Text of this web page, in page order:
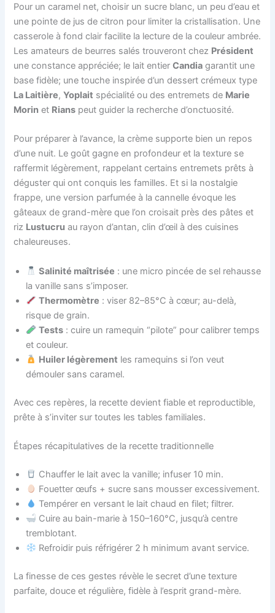
Pour un caramel net, choisir un sucre blanc, un peu d’eau et
une pointe de jus de citron pour limiter la cristallisation. Une
casserole à fond clair facilite la lecture de la couleur ambrée.
Les amateurs de beurres salés trouveront chez Président
une constance appréciée; le lait entierCandia garantit une
base fidèle; une touche inspirée d’un dessert crémeux type
La Laitière,Yoplait spécialité ou des entremets de Marie
Morin et Rians peut guider la recherche d’onctuosité.
Pour préparer à l’avance, la crème supporte bien un repos
d’une nuit. Le goût gagne en profondeur et la texture se
raffermit légèrement, rappelant certains entremets prêts à
déguster qui ont conquis les familles. Et si la nostalgie
frappe, une version parfumée à la cannelle évoque les
gâteaux de grand-mère que l’on croisait près des pâtes et
riz Lustucru au rayon d’antan, clin d’œil à des cuisines
chaleureuses.
Salinité maîtrisée : une micro pincée de sel rehausse
la vanille sans s’imposer.
Thermomètre : viser 82–85°C à cœur; au-delà,
risque de grain.
Tests : cuire un ramequin “pilote” pour calibrer temps
et couleur.
Huiler légèrement les ramequins si l’on veut
démouler sans caramel.
Avec ces repères, la recette devient fiable et reproductible,
prête à s’inviter sur toutes les tables familiales.
Étapes récapitulatives de la recette traditionnelle
Chauffer le lait avec la vanille; infuser 10 min.
Fouetter œufs + sucre sans mousser excessivement.
Tempérer en versant le lait chaud en filet; filtrer.
Cuire au bain-marie à 150–160°C, jusqu’à centre
tremblotant.
Refroidir puis réfrigérer 2 h minimum avant service.
La finesse de ces gestes révèle le secret d’une texture
parfaite, douce et régulière, fidèle à l’esprit grand-mère.